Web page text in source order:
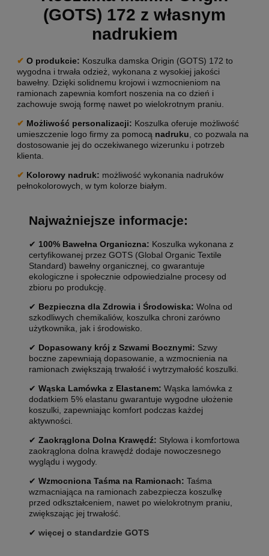
(GOTS) 172 z własnym
nadrukiem
✔ O produkcie: Koszulka damska Origin (GOTS) 172 to
wygodna i trwała odzież, wykonana z wysokiej jakości
bawełny. Dzięki solidnemu krojowi i wzmocnieniom na
ramionach zapewnia komfort noszenia na co dzień i
zachowuje swoją formę nawet po wielokrotnym praniu.
✔ Możliwość personalizacji: Koszulka oferuje możliwość
umieszczenie logo firmy za pomocą nadruku , co pozwala na
dostosowanie jej do oczekiwanego wizerunku i potrzeb
klienta.
✔ Kolorowy nadruk: możliwość wykonania nadruków
pełnokolorowych, w tym kolorze białym.
Najważniejsze informacje:
✔ 100% Bawełna Organiczna: Koszulka wykonana z
certyfikowanej przez GOTS (Global Organic Textile
Standard) bawełny organicznej, co gwarantuje
ekologiczne i społecznie odpowiedzialne procesy od
zbioru po produkcję.
✔ Bezpieczna dla Zdrowia i Środowiska: Wolna od
szkodliwych chemikaliów, koszulka chroni zarówno
użytkownika, jak i środowisko.
✔ Dopasowany krój z Szwami Bocznymi: Szwy
boczne zapewniają dopasowanie, a wzmocnienia na
ramionach zwiększają trwałość i wytrzymałość koszulki.
✔ Wąska Lamówka z Elastanem: Wąska lamówka z
dodatkiem 5% elastanu gwarantuje wygodne ułożenie
koszulki, zapewniając komfort podczas każdej
aktywności.
✔ Zaokrąglona Dolna Krawędź: Stylowa i komfortowa
zaokrąglona dolna krawędź dodaje nowoczesnego
wyglądu i wygody.
✔ Wzmocniona Taśma na Ramionach: Taśma
wzmacniająca na ramionach zabezpiecza koszulkę
przed odkształceniem, nawet po wielokrotnym praniu,
zwiększając jej trwałość.
✔ więcej o standardzie GOTS